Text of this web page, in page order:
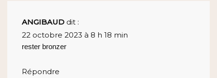
ANGIBAUD dit :
22 octobre 2023 à 8 h 18 min
rester bronzer
Répondre